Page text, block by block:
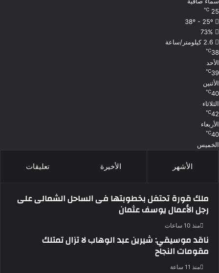
25
℃
73%
2.6 كيلومتر/ساعة
38
℃
الأحد
39
℃
الأثنين
40
℃
الثلاثاء
42
℃
الأربعاء
40
℃
الخميس
الأشهر الأخيرة تعليقات
ملك قورة تحتفل بخطوبتها فى الساحل الشمالى على
رجل الأعمال يوسف عثمان
منذ 10 ساعات
ناقد موسيقي: شيرين عبد الوهاب لا تزال تمتلك
مقومات النجاح
منذ 11 ساعة